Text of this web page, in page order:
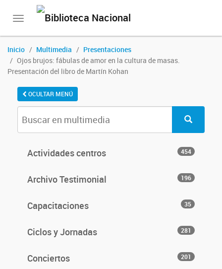
Toggle
Inicio Multimedia
Presentaciones
Ojos brujos: fábulas de amor en la cultura de masas.
Presentación del libro de Martín Kohan
OCULTAR MENÚ
Actividades centros 454
Archivo Testimonial 196
Capacitaciones 35
Ciclos y Jornadas 281
Conciertos 201